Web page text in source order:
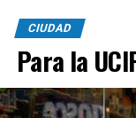
CIUDAD
Para la